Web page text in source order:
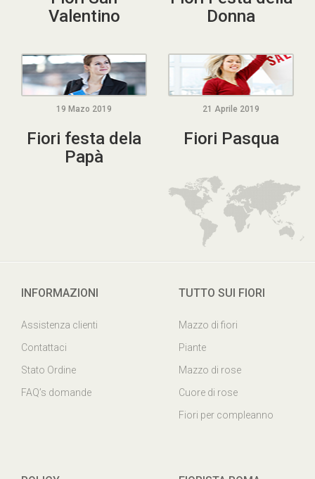
Fiori San
Fiori Festa della
Fiori festa dela
Papà
Fiori Pasqua
Assistenza clienti
Contattaci
Stato Ordine
Mazzo di fiori
Piante
Mazzo di rose
Cuore di rose